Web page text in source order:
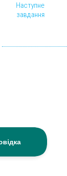
Наступне
завдання